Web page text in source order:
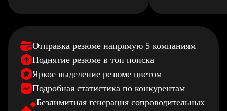
Отправка резюме напрямую 5 компаниям
Поднятие резюме в топ поиска
Яркое выделение резюме цветом
Подробная статистика по конкурентам
Безлимитная генерация сопроводительных